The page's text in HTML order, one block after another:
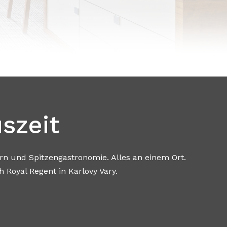
Alles an einem Ort.
in Karlovy Vary.